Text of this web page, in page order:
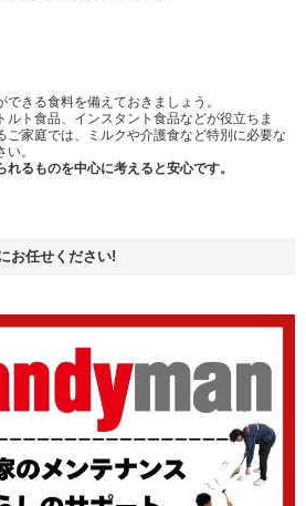
きる食料を備えておきましょう。
ルト食品、インスタント食品などが役立ちま
ご家庭では、ミルクや介護食など特別に必要な
。
るものを中心に考えると安心です。
お任せください!